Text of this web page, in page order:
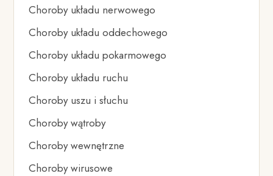
Choroby układu nerwowego
Choroby układu oddechowego
Choroby układu pokarmowego
Choroby układu ruchu
Choroby uszu i słuchu
Choroby wątroby
Choroby wewnętrzne
Choroby wirusowe